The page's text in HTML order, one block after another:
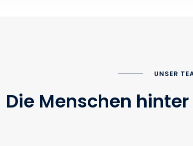
UNSER
Die Menschen